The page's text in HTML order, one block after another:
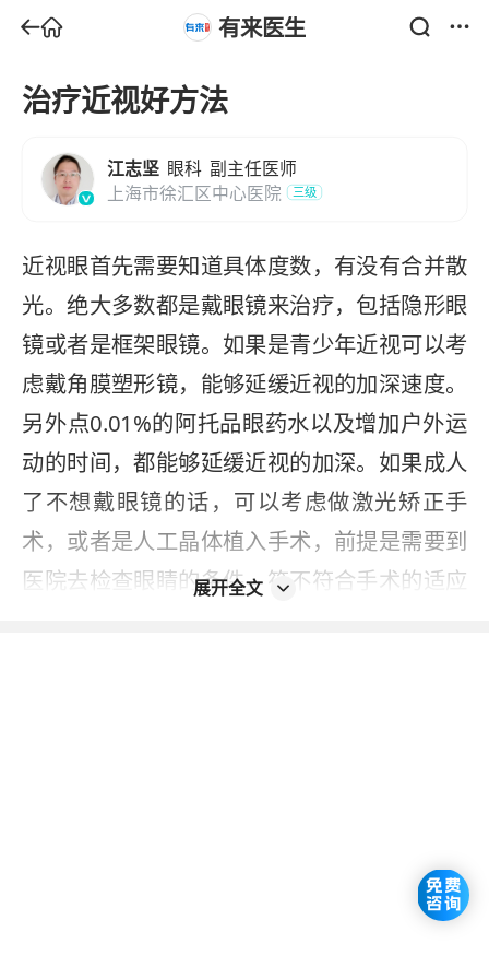
有来医生
治疗近视好方法
江志坚 眼科 副主任医师
上海市徐汇区中心医院
三级
近视眼首先需要知道具体度数，有没有合并散
光。绝大多数都是戴眼镜来治疗，包括隐形眼
镜或者是框架眼镜。如果是青少年近视可以考
虑戴角膜塑形镜，能够延缓近视的加深速度。
另外点0.01%的阿托品眼药水以及增加户外运
动的时间，都能够延缓近视的加深。如果成人
了不想戴眼镜的话，可以考虑做激光矫正手
术，或者是人工晶体植入手术，前提是需要到
医院去检查眼睛的条件，符不符合手术的适应
展开全文